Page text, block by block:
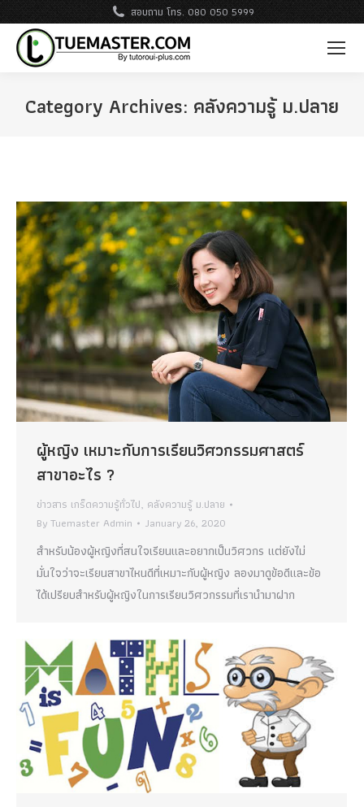
สอบถาม โทร. 080 050 5999
Category Archives: คลังความรู้ ม.ปลาย
ผู้หญิง เหมาะกับการเรียนวิศวกรรมศาสตร์
สาขาอะไร ?
ข่าวสาร เกร็ดความรู้ทั่วไป, คลังความรู้ ม.ปลาย
ByTuemaster Admin January 26, 2020
สำหรับน้องผู้หญิงที่สนใจเรียนและอยากเป็นวิศวกร แต่ยังไม่
มั่นใจว่าจะเรียนสาขาไหนดีที่เหมาะกับผู้หญิง ลองมาดูข้อดีและข้อ
ได้เปรียบสำหรับผู้หญิงในการเรียนวิศวกรรมที่เรานำมาฝาก